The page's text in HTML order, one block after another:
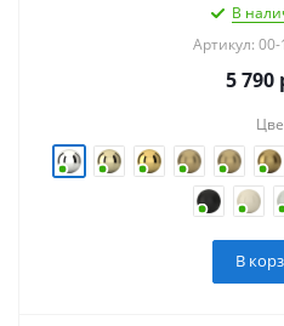
В
Артикул:
5 790
В